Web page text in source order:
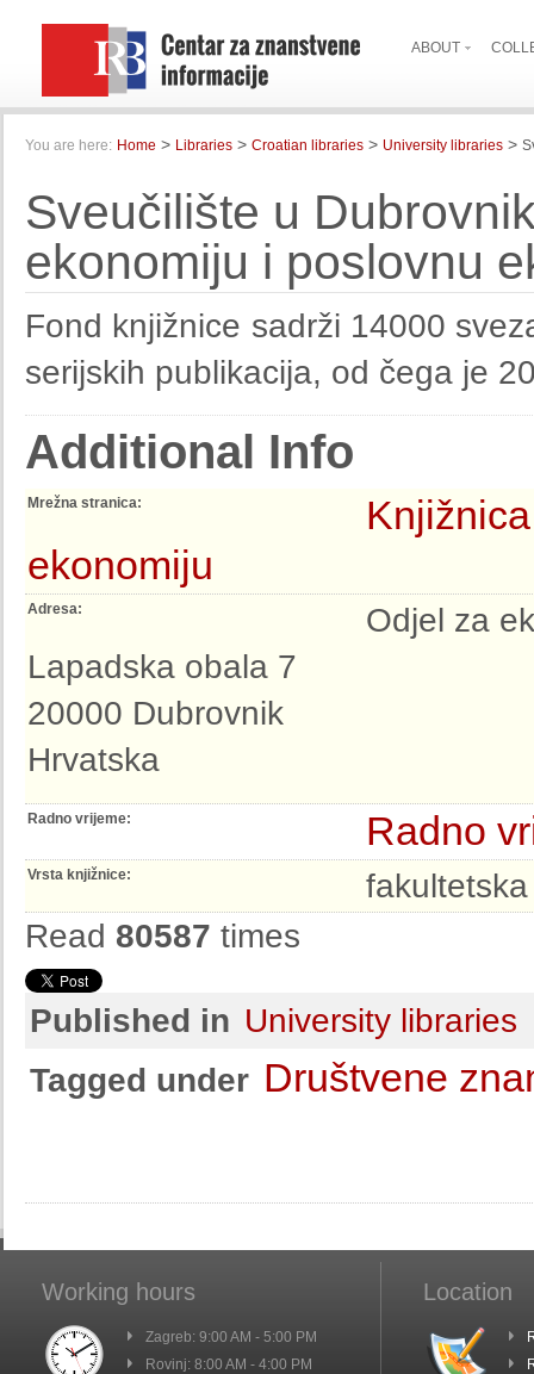
ABOUT
You are here: Home > Libraries > Croatian libraries > University libraries >
Sveučilište u
ekonomiju i poslovnu
Fond knjižnice sadrži 14000
serijskih publikacija, od čega je
Additional Info
Mrežna stranica:
ekonomiju
Adresa:
Odjel za
Lapadska obala 7
20000 Dubrovnik
Hrvatska
Radno vrijeme: Radno
Vrsta knjižnice:
Read 80587 times
Published in University libraries
Tagged under Društvene
Working hours
Zagreb: 9:00 AM - 5:00 PM
Rovinj: 8:00 AM - 4:00 PM
Location